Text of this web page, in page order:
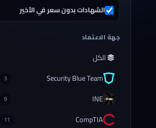
الشهادات بدون سعر في الأخير
جهة الاعتماد
الكل
Security Blue Team
3
INE
9
CompTIA
11